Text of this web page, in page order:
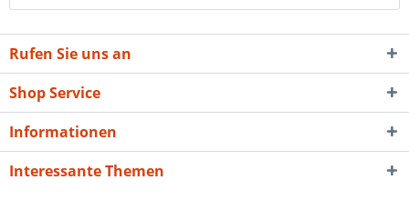
Rufen Sie uns an
Shop Service
Informationen
Interessante Themen